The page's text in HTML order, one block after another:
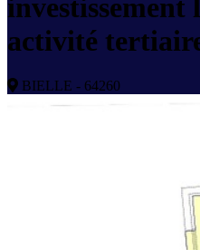
investissement
activité
BIELLE - 64260